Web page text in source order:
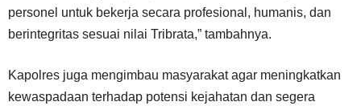
personel untuk bekerja secara profesional, humanis, dan
berintegritas sesuai nilai Tribrata,” tambahnya.
Kapolres juga mengimbau masyarakat agar meningkatkan
kewaspadaan terhadap potensi kejahatan dan segera